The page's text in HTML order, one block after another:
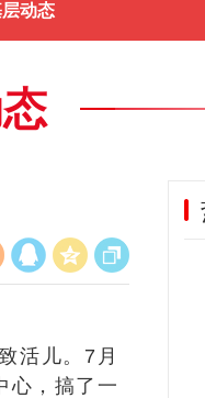
动态
活儿。7月
心，搞了一